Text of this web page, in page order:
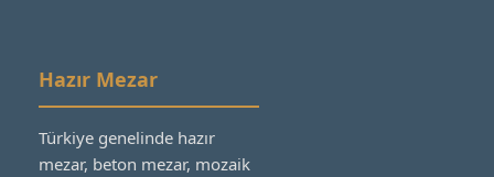
Hazır Mezar
Türkiye genelinde hazır
mezar, beton mezar, mozaik